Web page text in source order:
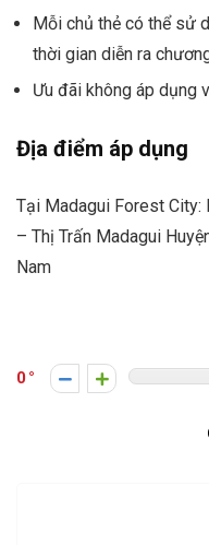
Mỗi chủ thẻ có thể sử
thời gian diễn ra
Ưu đãi không áp dụng
Địa điểm áp dụng
Tại Madagui Forest City:
– Thị Trấn Madagui
Nam
0